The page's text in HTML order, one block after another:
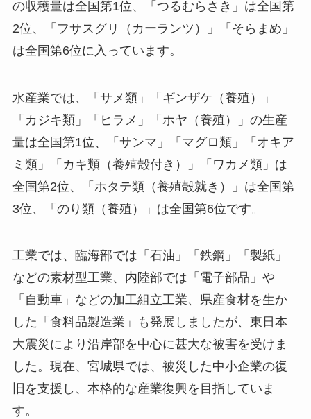
の収穫量は全国第1位、「つるむらさき」は全国第
2位、「フサスグリ（カーランツ）」「そらまめ」
は全国第6位に入っています。
水産業では、「サメ類」「ギンザケ（養殖）」
「カジキ類」「ヒラメ」「ホヤ（養殖）」の生産
量は全国第1位、「サンマ」「マグロ類」「オキア
ミ類」「カキ類（養殖殻付き）」「ワカメ類」は
全国第2位、「ホタテ類（養殖殻就き）」は全国第
3位、「のり類（養殖）」は全国第6位です。
工業では、臨海部では「石油」「鉄鋼」「製紙」
などの素材型工業、内陸部では「電子部品」や
「自動車」などの加工組立工業、県産食材を生か
した「食料品製造業」も発展しましたが、東日本
大震災により沿岸部を中心に甚大な被害を受けま
した。現在、宮城県では、被災した中小企業の復
旧を支援し、本格的な産業復興を目指していま
す。